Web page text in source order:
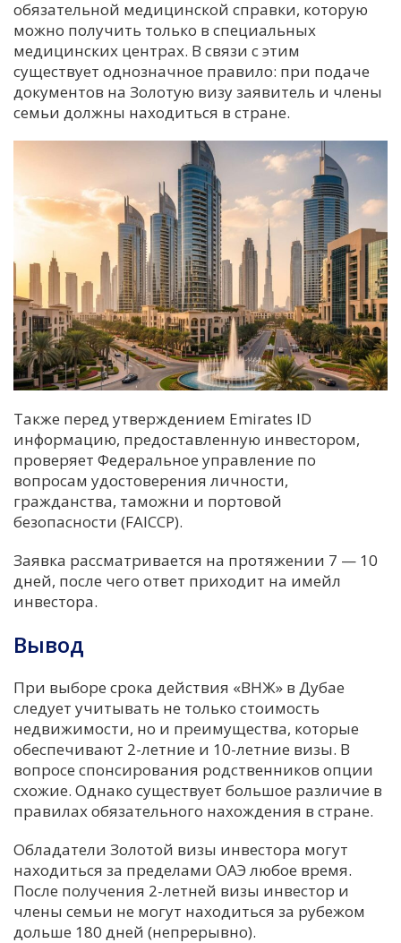
обязательной медицинской справки, которую
можно получить только в специальных
медицинских центрах. В связи с этим
существует однозначное правило: при подаче
документов на Золотую визу заявитель и члены
семьи должны находиться в стране.
Также перед утверждением Emirates ID
информацию, предоставленную инвестором,
проверяет Федеральное управление по
вопросам удостоверения личности,
гражданства, таможни и портовой
безопасности (FAICCP).
Заявка рассматривается на протяжении 7 — 10
дней, после чего ответ приходит на имейл
инвестора.
Вывод
При выборе срока действия «ВНЖ» в Дубае
следует учитывать не только стоимость
недвижимости, но и преимущества, которые
обеспечивают 2-летние и 10-летние визы. В
вопросе спонсирования родственников опции
схожие. Однако существует большое различие в
правилах обязательного нахождения в стране.
Обладатели Золотой визы инвестора могут
находиться за пределами ОАЭ любое время.
После получения 2-летней визы инвестор и
члены семьи не могут находиться за рубежом
дольше 180 дней (непрерывно).